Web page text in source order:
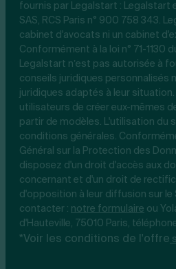
fournis par Legalstart : Legalstart
SAS, RCS Paris n° 900 758 343.
cabinet d'avocats ni un cabinet
Conformément à la loi n° 71-1130
Legalstart n’est pas autorisée à
conseils juridiques personnalisés
juridiques adaptés à leur
utilisateurs de créer eux-mêmes
partir de modèles. L'utilisation du
conditions générales.
Général sur la Protection des
disposez d'un droit d'accès aux
concernant et d'un droit de
d'opposition à leur diffusion sur le
contacter : notre formulaire ou
d'Hauteville, 75010 Paris,
*Voir les conditions de l'offre